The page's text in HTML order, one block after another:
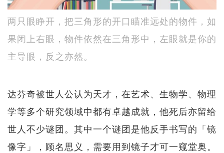
两只眼睁开，把三角形的开口瞄准远处的物件，如
果闭上右眼，物件依然在三角形中，左眼就是你的
主导眼，反之亦然。
达芬奇被世人公认为天才，在艺术、生物学、物理
学等多个研究领域中都有卓越成就，他死后亦留给
世人不少谜团。其中一个谜团是他反手书写的「镜
像字」，顾名思义，需要用到镜子才可一窥堂奥。